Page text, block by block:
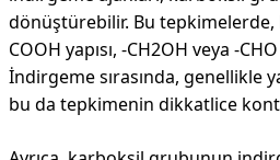
dönüştürebilir. Bu
COOH yapısı, -CH2OH veya -
İndirgeme sırasında, genellikle
bu da tepkimenin dikkatlice